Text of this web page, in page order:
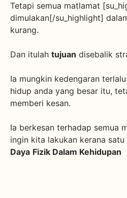
Tetapi semua matlamat
dimulakan[/su_highlight]
kurang.
Dan itulah tujuan disebalik
Ia mungkin kedengaran
hidup anda yang besar itu,
memberi kesan.
Ia berkesan terhadap semua
ingin kita lakukan kerana
Daya Fizik Dalam Kehidupan